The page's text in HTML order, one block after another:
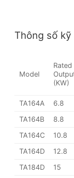
Thông số
Model
Rated
(KW)
TA164A 6.8
TA164B
8.8
TA164C
10.8
TA164D
12.8
TA184D
15